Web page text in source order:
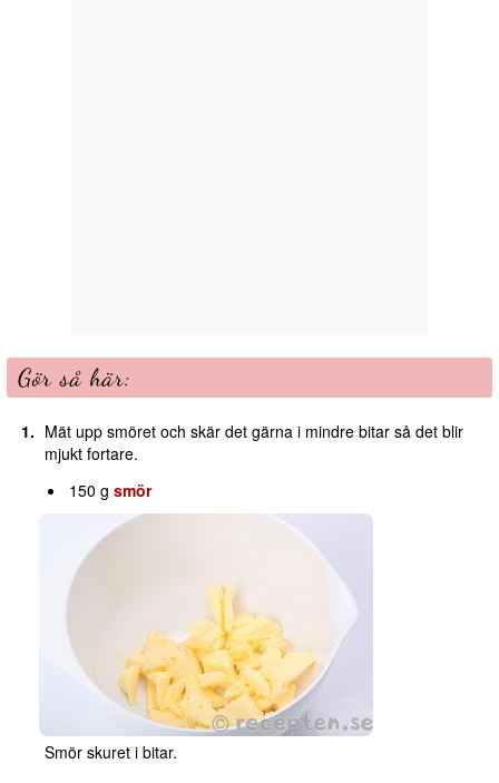
Gör så här:
Mät upp smöret och skär det gärna i mindre bitar så det blir
mjukt fortare.
150 gsmör
Smör skuret i bitar.